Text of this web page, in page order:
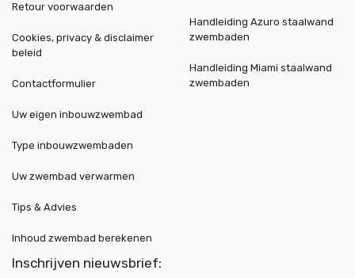
Retour voorwaarden
Cookies, privacy & disclaimer
beleid
Contactformulier
Handleiding Azuro staalwand
zwembaden
Handleiding Miami staalwand
zwembaden
Uw eigen inbouwzwembad
Type inbouwzwembaden
Uw zwembad verwarmen
Tips & Advies
Inhoud zwembad berekenen
Inschrijven nieuwsbrief: